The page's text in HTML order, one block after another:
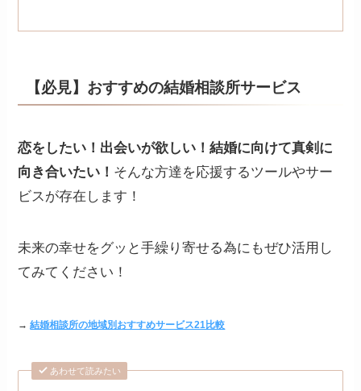
【必見】おすすめの結婚相談所サービス
恋をしたい！出会いが欲しい！結婚に向けて真剣に
向き合いたい！ そんな方達を応援するツールやサー
ビスが存在します！
未来の幸せをグッと手繰り寄せる為にもぜひ活用し
てみてください！
→結婚相談所の地域別おすすめサービス21比較
あわせて読みたい